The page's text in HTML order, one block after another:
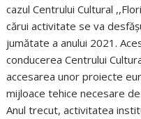
cazul Centrului Cultural
cărui activitate se va
jumătate a anului 2021.
conducerea Centrului
accesarea unor proiecte
mijloace tehice necesare
Anul trecut, activitatea